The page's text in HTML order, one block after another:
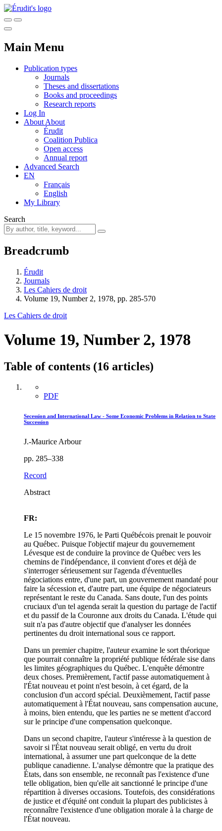
Main Menu
Publication types
Journals
Theses and dissertations
Books and proceedings
Research reports
Log In
About About
Érudit
Coalition Publica
Open access
Annual report
Advanced Search
EN
Français
English
My Library
Search
Breadcrumb
Érudit
Journals
Les Cahiers de droit
Volume 19, Number 2, 1978, pp. 285-570
Les Cahiers de droit
Volume 19, Number 2, 1978
Table of contents (16 articles)
PDF
Secession and International Law - Some Economic Problems in Relation to State
Succession
J.-Maurice Arbour
pp. 285–338
Record
Abstract
FR:
Le 15 novembre 1976, le Parti Québécois prenait le pouvoir
au Québec. Puisque l'objectif majeur du gouvernement
Lévesque est de conduire la province de Québec vers les
chemins de l'indépendance, il convient d'ores et déjà de
s'interroger sérieusement sur l'agenda d'éventuelles
négociations entre, d'une part, un gouvernement mandaté pour
faire la sécession et, d'autre part, une équipe de négociateurs
représentant le reste du Canada. Sans doute, l'un des points
cruciaux d'un tel agenda serait la question du partage de l'actif
et du passif de la Couronne aux droits du Canada. L'étude qui
suit n'a pas d'autre objectif que d'analyser les données
pertinentes du droit international sous ce rapport.
Dans un premier chapitre, l'auteur examine le sort théorique
que pourrait connaître la propriété publique fédérale sise dans
les limites géographiques du Québec. L'enquête démontre
deux choses. Premièrement, l'actif passe automatiquement à
l'État nouveau et point n'est besoin, à cet égard, de la
conclusion d'un accord spécial. Deuxièmement, l'actif passe
automatiquement à l'État nouveau, sans compensation aucune,
à moins, bien entendu, que les parties ne se mettent d'accord
sur le principe d'une compensation quelconque.
Dans un second chapitre, l'auteur s'intéresse à la question de
savoir si l'État nouveau serait obligé, en vertu du droit
international, à assumer une part quelconque de la dette
publique canadienne. L'analyse démontre que la pratique des
États, dans son ensemble, ne reconnaît pas l'existence d'une
telle obligation, bien qu'elle ait sanctionné le principe d'une
répartition à diverses occasions. Toutefois, des considérations
de justice et d'équité ont conduit la plupart des publicistes à
reconnaître l'existence d'une obligation morale à la charge de
l'État nouveau.